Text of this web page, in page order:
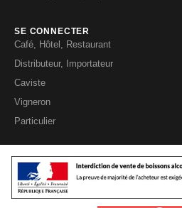
SE CONNECTER
Café, Hôtel, Restaurant
Distributeur, Importateur
Caviste
Vigneron
Particulier